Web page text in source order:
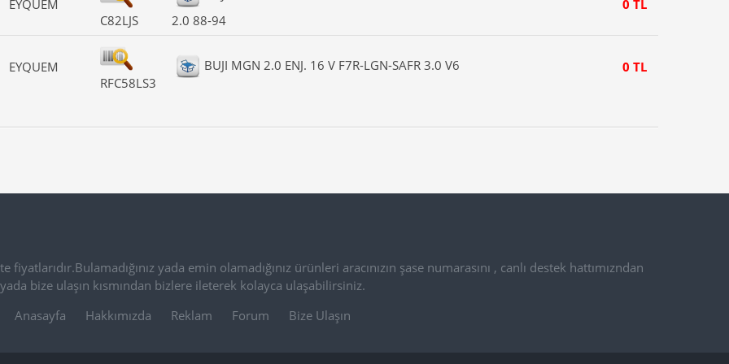
EYQUEM
C82LJS
2.0 88-94
0 TL
EYQUEM
RFC58LS3
BUJI MGN 2.0 ENJ. 16 V F7R-LGN-SAFR 3.0 V6 0 TL
yada emin olamadığınız ürünleri aracınızın şase numarasını , canlı destek hattımızndan
yada bize ulaşın kısmından bizlere ileterek kolayca ulaşabilirsiniz.
Anasayfa
Hakkımızda Reklam Forum Bize Ulaşın